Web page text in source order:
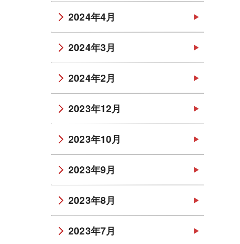
2024年4月
2024年3月
2024年2月
2023年12月
2023年10月
2023年9月
2023年8月
2023年7月